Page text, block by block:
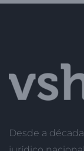
Desde a